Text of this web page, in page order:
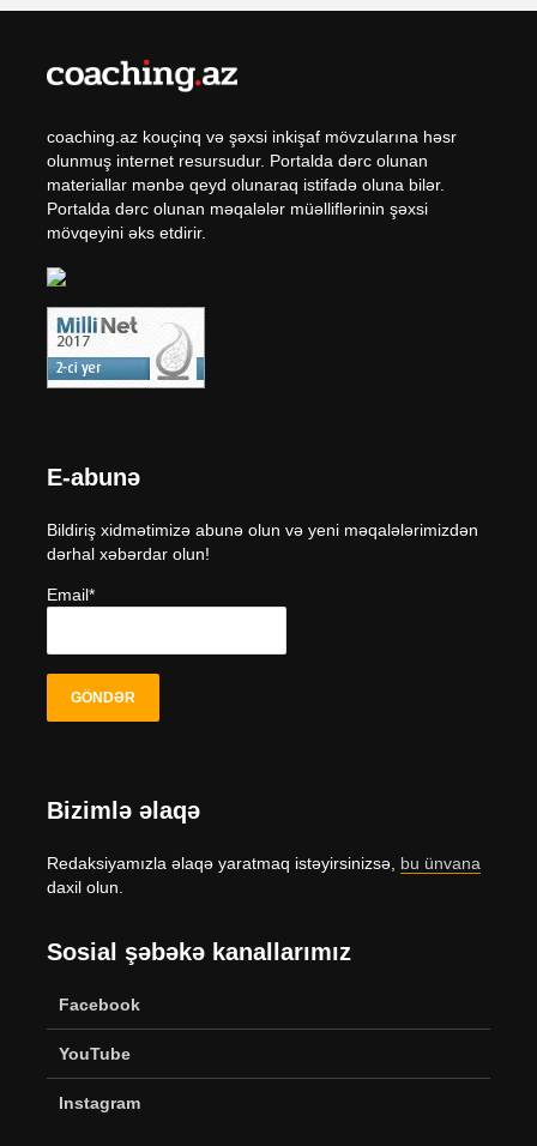
coaching.az kouçinq və şəxsi inkişaf mövzularına həsr
olunmuş internet resursudur. Portalda dərc olunan
materiallar mənbə qeyd olunaraq istifadə oluna bilər.
Portalda dərc olunan məqalələr müəlliflərinin şəxsi
mövqeyini əks etdirir.
E-abunə
Bildiriş xidmətimizə abunə olun və yeni məqalələrimizdən
dərhal xəbərdar olun!
Email*
Bizimlə əlaqə
Redaksiyamızla əlaqə yaratmaq istəyirsinizsə, bu ünvana
daxil olun.
Sosial şəbəkə kanallarımız
Facebook
YouTube
Instagram